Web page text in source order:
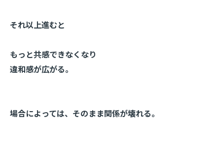
それ以上進むと
もっと共感できなくなり
違和感が広がる。
場合によっては、そのまま関係が壊れる。